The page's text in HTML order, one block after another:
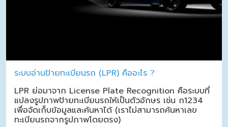
ระบบอ่านป้ายทะเบียนรถ (LPR) คืออะไร ?
LPR ย่อมาจาก License Plate Recognition คือระบบที่
แปลงรูปภาพป้ายทะเบียนรถให้เป็นตัวอักษร เช่น ก1234
เพื่อจัดเก็บข้อมูลและค้นหาได้ (เราไม่สามารถค้นหาเลข
ทะเบียนรถจากรูปภาพโดยตรง)